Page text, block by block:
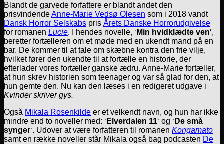
Blandt de garvede forfattere er blandt andet den
prisvindendeAnne-Marie Vedsø Olesen som i 2018 vandt
Dansk Horror Selskabs pris Årets Danske Horrorudgivelse
for romanen Lucie. I hendes novelle, ‘ Min hvidklædte ven‘,
beretter fortælleren om et møde med en ukendt mand på en
bar. De kommer til at tale om skæbne kontra den frie vilje,
hvilket fører den ukendte til at fortælle en historie, der
efterlader vores fortæller ganske ædru. Anne-Marie fortæller,
at hun skrev historien som teenager og var så glad for den, at
hun gemte den. Nu kan den læses i en redigeret udgave i
Kvinder skriver gys.
Også Mikala Rosenkilde er et velkendt navn, og hun har ikke
mindre end to noveller med: ‘ Elverdalen 11‘ og ‘ De små
synger‘. Udover at være forfatteren til romanen Kongamato
samt en række noveller står Mikala også bag podcasten De